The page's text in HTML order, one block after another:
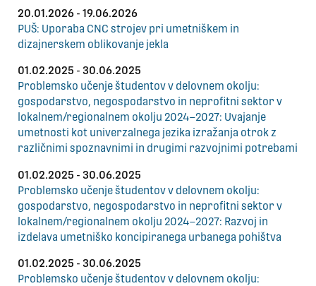
20.01.2026 - 19.06.2026
PUŠ: Uporaba CNC strojev pri umetniškem in
dizajnerskem oblikovanje jekla
01.02.2025 - 30.06.2025
Problemsko učenje študentov v delovnem okolju:
gospodarstvo, negospodarstvo in neprofitni sektor v
lokalnem/regionalnem okolju 2024–2027: Uvajanje
umetnosti kot univerzalnega jezika izražanja otrok z
različnimi spoznavnimi in drugimi razvojnimi potrebami
01.02.2025 - 30.06.2025
Problemsko učenje študentov v delovnem okolju:
gospodarstvo, negospodarstvo in neprofitni sektor v
lokalnem/regionalnem okolju 2024–2027: Razvoj in
izdelava umetniško koncipiranega urbanega pohištva
01.02.2025 - 30.06.2025
Problemsko učenje študentov v delovnem okolju: